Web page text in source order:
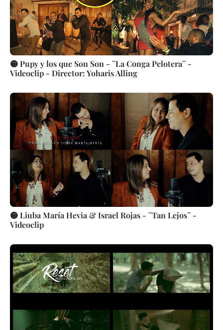
🟡 Pupy y los que Son Son - ¨La Conga Pelotera¨ -
Videoclip - Director: Yoharis Alling
🟡 Liuba María Hevia & Israel Rojas - ¨Tan Lejos¨ -
Videoclip